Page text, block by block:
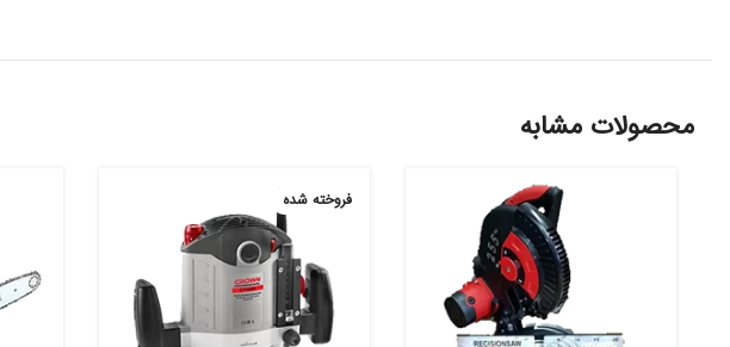
محصولات مشابه
فروخته شده